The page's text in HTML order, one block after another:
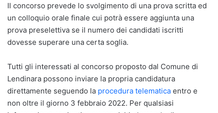
Il concorso prevede lo svolgimento di una prova scritta ed
un colloquio orale finale cui potrà essere aggiunta una
prova preselettiva se il numero dei candidati iscritti
dovesse superare una certa soglia.
Tutti gli interessati al concorso proposto dal Comune di
Lendinara possono inviare la propria candidatura
direttamente seguendo la procedura telematica entro e
non oltre il giorno 3 febbraio 2022. Per qualsiasi